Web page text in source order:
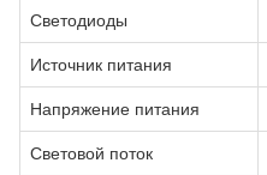
Светодиоды
Источник питания
Напряжение питания
Световой поток